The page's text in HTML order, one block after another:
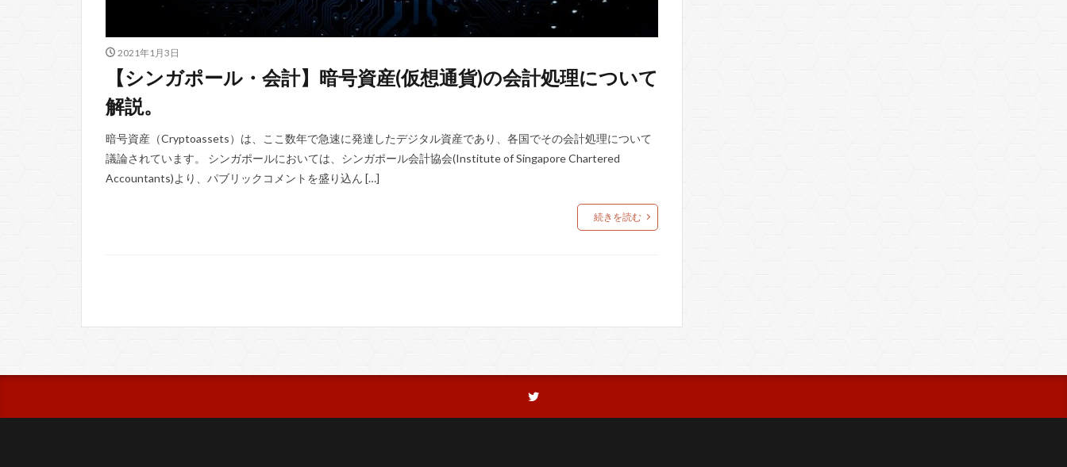
2021年1月3日
【シンガポール・会計】暗号資産(仮想通貨)の会計処理について
解説。
暗号資産（Cryptoassets）は、ここ数年で急速に発達したデジタル資産であり、各国でその会計処理について
議論されています。 シンガポールにおいては、シンガポール会計協会(Institute of Singapore Chartered
Accountants)より、パブリックコメントを盛り込ん […]
続きを読む